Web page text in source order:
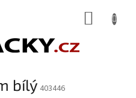
bílý 403446